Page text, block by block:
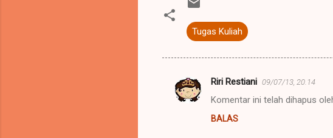
Tugas Kuliah
K
Riri Restiani 09/07/13, 20.14
Komentar ini telah dihapus
BALAS